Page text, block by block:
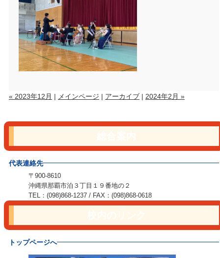
« 2023年12月 | メインページ | アーカイブ | 2024年2月 »
代表連絡先
〒900-8610
沖縄県那覇市泊３丁目１９番地の２
TEL：(098)868-1237 / FAX：(098)868-0618
トップページへ